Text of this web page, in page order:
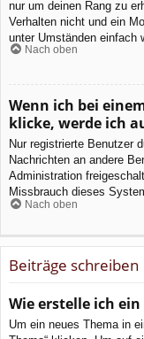
nur um deinen Rang zu
Verhalten nicht und ein
unter Umständen einfach
Nach oben
Wenn ich bei
klicke, werde ich
Nur registrierte Benutzer
Nachrichten an andere
Administration
Missbrauch dieses
Nach oben
Beiträge schreiben
Wie erstelle ich
Um ein neues Thema in